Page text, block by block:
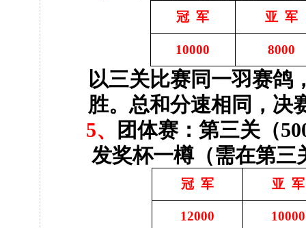
冠 军 亚 军
10000 8000
以三关比赛同一羽赛鸽
胜。总和分速相同，决
5、 团体赛：第三关（
发奖杯一樽（需在第三
冠 军 亚 军
12000 10000